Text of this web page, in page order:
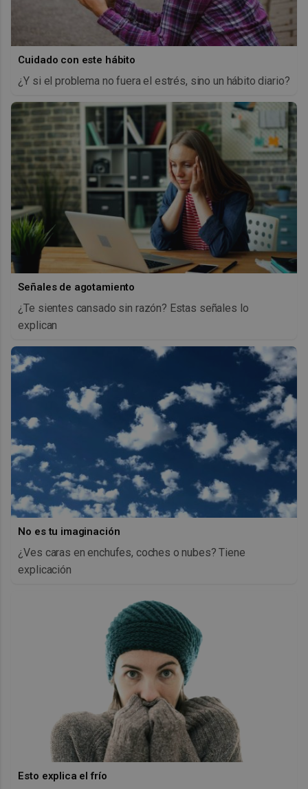
Cuidado con este hábito
¿Y si el problema no fuera el estrés, sino un hábito diario?
Señales de agotamiento
¿Te sientes cansado sin razón? Estas señales lo
explican
No es tu imaginación
¿Ves caras en enchufes, coches o nubes? Tiene
explicación
Esto explica el frío